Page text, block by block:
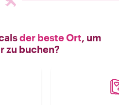
der beste Ort, um
zu buchen?